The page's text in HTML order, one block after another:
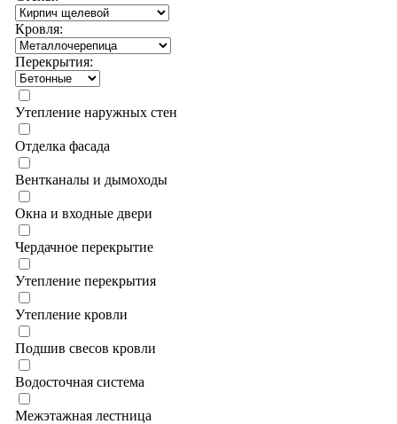
Кровля:
Перекрытия:
Утепление наружных стен
Отделка фасада
Вентканалы и дымоходы
Окна и входные двери
Чердачное перекрытие
Утепление перекрытия
Утепление кровли
Подшив свесов кровли
Водосточная система
Межэтажная лестница